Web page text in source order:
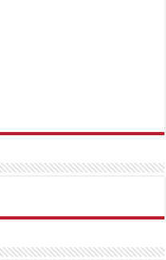
TipobetMatadorbetMariobet